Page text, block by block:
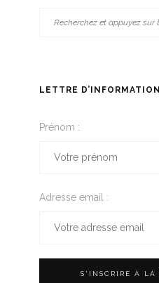
LETTRE D’INFORMATION
Prénom :
Adresse email :